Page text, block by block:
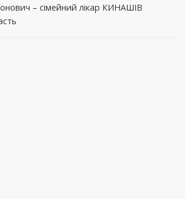
– сімейний лікар КИНАШІВ